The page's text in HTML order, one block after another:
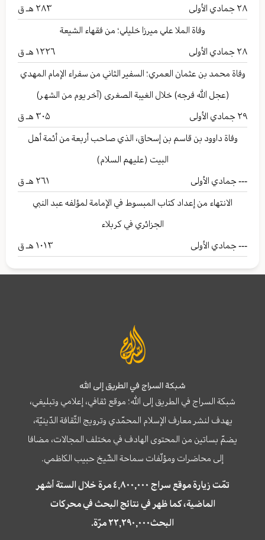
٢٨ جمادي الأولى
۲۸۳ هـ ق
وفاة الملا علي ميرزا خليلي؛ من فقهاء الشيعة
٢٨ جمادي الأولى
۱۲۲٦ هـ ق
وفاة محمد بن عثمان العمري؛ السفير الثاني من سفراء الإمام المهدي
(عجل الله فرجه) خلال الغيبة الصغرى (آخر يوم من الشهر)
٢٩ جمادي الأولى
۳۰۵ هـ ق
وفاة داوود بن قاسم بن إسحاق، الذي صاحب أربعة من أئمة أهل
البيت (عليهم السلام)
---جمادي الأولى
۲٦۱ هـ ق
الانتهاء من إعداد كتاب المبسوط في الإمامة لمؤلفه عبد النبي
الجزائري في كربلاء
---جمادي الأولى ۱۰۱۳ هـ ق
شبكة السراج في الطريق إلى الله
شبكة السراج في الطريق إلى الله؛ موقع ثقافي، إعلامي وتبليغي،
يهدف لنشر معارف الإسلام المحمّدي وترويج الثّقافة الدّينيّة،
يضمّ بساتين من المحتوى الهادف في مختلف المجالات، مضافا
إلى محاضرات ومؤلّفات سماحة الشّيخ حبيب الكاظمي.
تمّت زيارة موقع سراج ٤,٨٠٠,٠٠٠ مرة خلال الستة أشهر
الماضية، كما ظهر في نتائج البحث في محركات
البحث٢٢,٢٩٠,٠٠٠ مرّة.